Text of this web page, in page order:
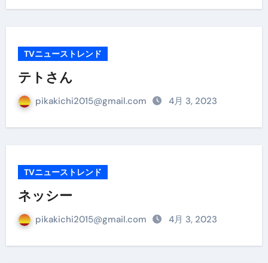
TVニューストレンド
テトさん
pikakichi2015@gmail.com 4月 3, 2023
TVニューストレンド
ネッシー
pikakichi2015@gmail.com 4月 3, 2023